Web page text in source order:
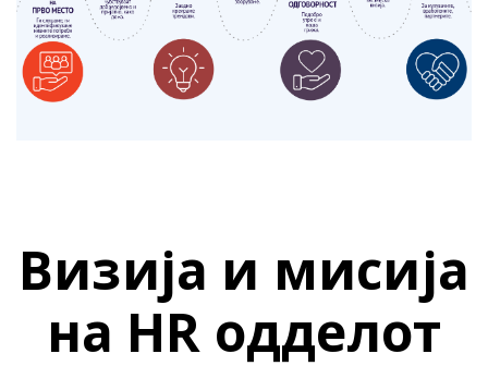
Визија и мисија
на HR одделот